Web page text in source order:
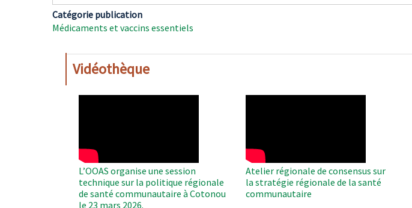
Catégorie publication
Médicaments et vaccins essentiels
Vidéothèque
L’OOAS organise une session
technique sur la politique régionale
de santé communautaire à Cotonou
le 23 mars 2026.
Atelier régionale de consensus sur
la stratégie régionale de la santé
communautaire